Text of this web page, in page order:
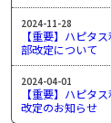
2024-11-28
【重要】ハピタ
部改定について
2024-04-01
【重要】ハピタ
改定のお知らせ